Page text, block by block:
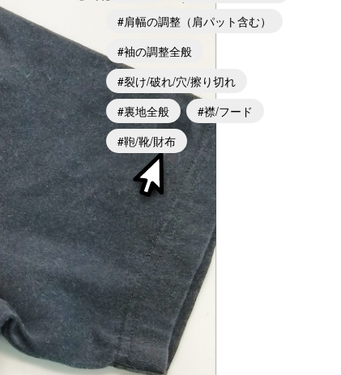
肩幅の調整（肩パット含む）
袖の調整全般
裂け/破れ/穴/擦り切れ
裏地全般
襟/フード
鞄/靴/財布